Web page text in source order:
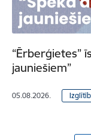
“Ērberģietes”
jauniešiem”
05.08.2026.